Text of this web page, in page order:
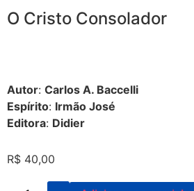
O Cristo Consolador
Autor: Carlos A. Baccelli
Espírito: Irmão José
Editora: Didier
R$ 40,00